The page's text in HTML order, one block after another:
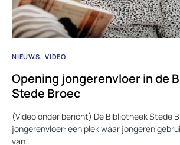
NIEUWS VIDEO
Opening jongerenvloer in de
Stede Broec
(Video onder bericht) De Bibliotheek Stede
jongerenvloer: een plek waar jongeren
van…